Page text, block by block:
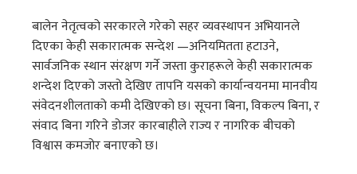
बालेन नेतृत्वको सरकारले गरेको सहर व्यवस्थापन अभियानले
दिएका केही सकारात्मक सन्देश —अनियमितता हटाउने,
सार्वजनिक स्थान संरक्षण गर्ने जस्ता कुराहरूले केही सकारात्मक
शन्देश दिएको जस्तो देखिए तापनि यसको कार्यान्वयनमा मानवीय
संवेदनशीलताको कमी देखिएको छ। सूचना बिना, विकल्प बिना, र
संवाद बिना गरिने डोजर कारबाहीले राज्य र नागरिक बीचको
विश्वास कमजोर बनाएको छ।